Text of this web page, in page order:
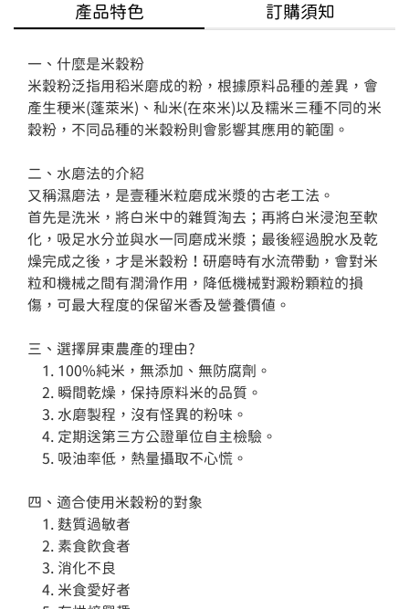
產品特色 訂購須知
一、什麼是米穀粉
米穀粉泛指用稻米磨成的粉，根據原料品種的差異，會
產生稉米(蓬萊米)、秈米(在來米)以及糯米三種不同的米
穀粉，不同品種的米穀粉則會影響其應用的範圍。
二、水磨法的介紹
又稱濕磨法，是壹種米粒磨成米漿的古老工法。
首先是洗米，將白米中的雜質淘去；再將白米浸泡至軟
化，吸足水分並與水一同磨成米漿；最後經過脫水及乾
燥完成之後，才是米穀粉！研磨時有水流帶動，會對米
粒和機械之間有潤滑作用，降低機械對澱粉顆粒的損
傷，可最大程度的保留米香及營養價值。
三、選擇屏東農產的理由?
四、適合使用米穀粉的對象